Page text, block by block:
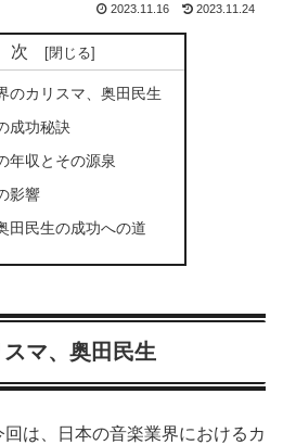
2023.11.16 2023.11.24
次
のカリスマ、奥田民生
成功秘訣
年収とその源泉
影響
田民生の成功への道
マ、奥田民生
は、日本の音楽業界におけるカ